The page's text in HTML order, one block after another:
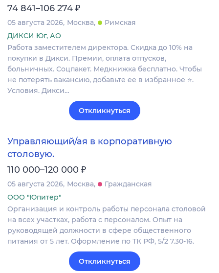
74 841–106 274 ₽
05 августа 2026 Москва
Римская
ДИКСИ Юг, АО
Работа заместителем директора. Скидка до 10% на
покупки в Дикси. Премии, оплата отпусков,
больничных. Соцпакет. Медкнижка бесплатно. Чтобы
не потерять вакансию, добавьте ее в избранное ⭐.
Условия. Дикси…
Откликнуться
Управляющий/ая в корпоративную
столовую.
110 000–120 000 ₽
05 августа 2026 Москва
Гражданская
ООО "Юпитер"
Организация и контроль работы персонала столовой
на всех участках, работа с персоналом. Опыт на
руководящей должности в сфере общественного
питания от 5 лет. Оформление по ТК РФ, 5/2 7.30-16.
Откликнуться